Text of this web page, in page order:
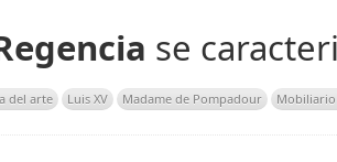
se
del arte Luis XV Madame de Pompadour Mobiliario